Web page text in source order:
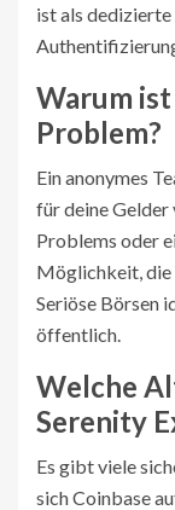
ist als
Warum ist
Problem?
Ein anonymes
für deine
Problems oder
Möglichkeit, die
Seriöse Börsen
öffentlich.
Welche
Serenity
Es gibt viele
sich Coinbase